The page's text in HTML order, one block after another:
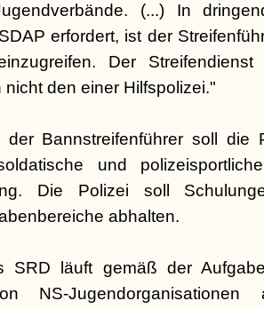
(...) In
erfordert, ist der
Der
nicht den einer Hilfspolizei."
der Bannstreifenführer soll die
und
Die Polizei soll
abhalten.
SRD läuft gemäß der
NS-